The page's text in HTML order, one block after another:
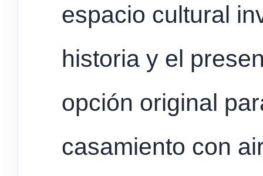
espacio cultural
historia y el
opción original
casamiento con